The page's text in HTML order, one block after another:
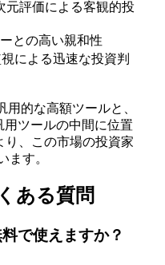
元評価による客観的投
との高い親和性
による迅速な投資判
的な高額ツールと、
ツールの中間に位置
り、この市場の投資家
ます。
ある質問
で使えますか？